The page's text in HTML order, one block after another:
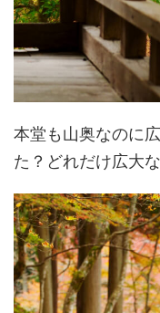
本堂も山奥なのに
た？どれだけ広大な